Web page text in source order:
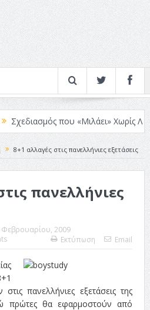
που «Μιλάει» Χωρίς Λέξεις
8+1 αλλαγές στις πανελλήνιες εξετάσεις
πανελλήνιες
Φεβρουαρίου, 2009
Εκτύπωση Email
πανελλήνιες εξετάσεις της
πρώτες θα εφαρμοστούν από